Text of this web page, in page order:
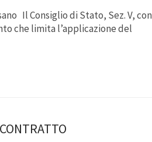
Il Consiglio di Stato, Sez. V, con
che limita l’applicazione del